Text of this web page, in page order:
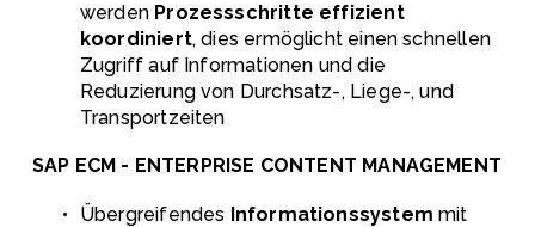
werden Prozessschritte effizient
koordiniert, dies ermöglicht einen schnellen
Zugriff auf Informationen und die
Reduzierung von Durchsatz-, Liege-, und
Transportzeiten
SAP ECM - ENTERPRISE CONTENT MANAGEMENT
Übergreifendes Informationssystem mit